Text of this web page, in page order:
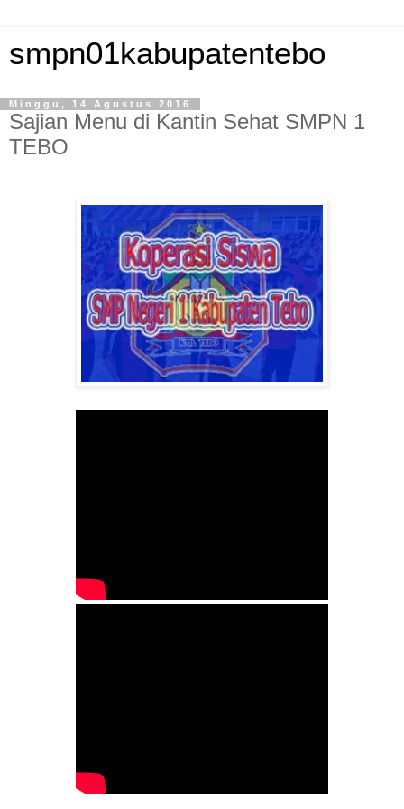
smpn01kabupatentebo
Minggu, 14 Agustus 2016
Sajian Menu di Kantin Sehat SMPN 1
TEBO